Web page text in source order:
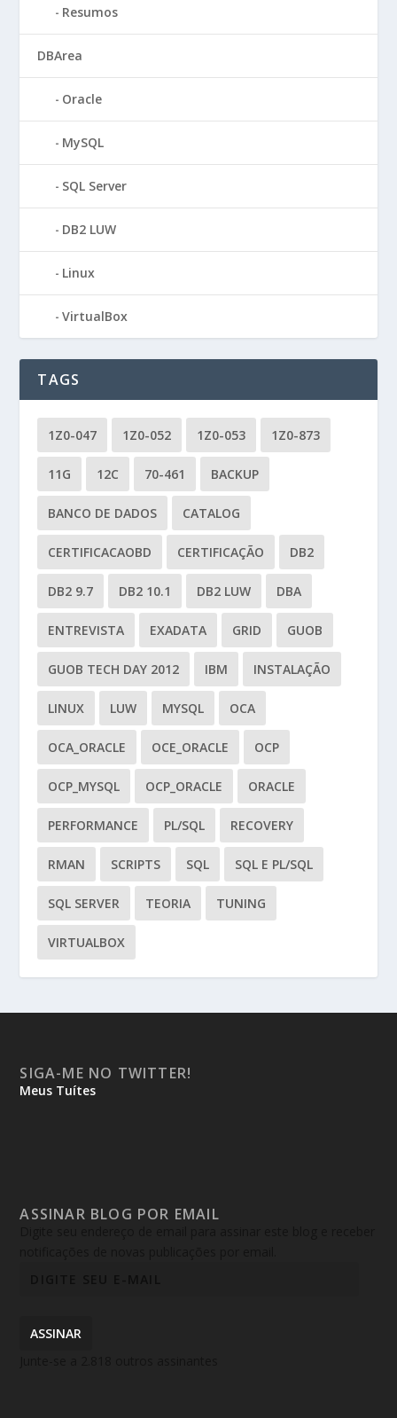
Resumos
DBArea
Oracle
MySQL
SQL Server
DB2 LUW
Linux
VirtualBox
TAGS
1Z0-047 1Z0-052 1Z0-053 1Z0-873
11G 12C 70-461 BACKUP
BANCO DE DADOS CATALOG
CERTIFICACAOBD CERTIFICAÇÃO DB2
DB2 9.7 DB2 10.1 DB2 LUW DBA
ENTREVISTA EXADATA GRID GUOB
GUOB TECH DAY 2012 IBM INSTALAÇÃO
LINUX LUW MYSQL OCA
OCA_ORACLE OCE_ORACLE OCP
OCP_MYSQL OCP_ORACLE ORACLE
PERFORMANCE PL/SQL RECOVERY
RMAN SCRIPTS SQL SQL E PL/SQL
SQL SERVER TEORIA TUNING
VIRTUALBOX
SIGA-ME NO TWITTER!
Meus Tuítes
ASSINAR BLOG POR EMAIL
ASSINAR